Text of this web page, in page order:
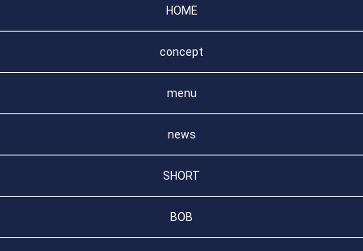
HOME
concept
menu
news
SHORT
BOB